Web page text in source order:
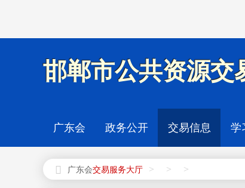
邯郸市公共资源交
广东会 政务公开 交易信息 学
广东会 > > >